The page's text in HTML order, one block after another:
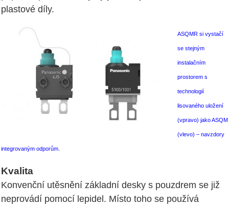
plastové díly.
ASQMR si vystačí
se stejným
instalačním
prostorem s
technologií
lisovaného uložení
(vpravo) jako ASQM
(vlevo) – navzdory
integrovaným odporům.
Kvalita
Konvenční utěsnění základní desky s pouzdrem se již
neprovádí pomocí lepidel. Místo toho se používá